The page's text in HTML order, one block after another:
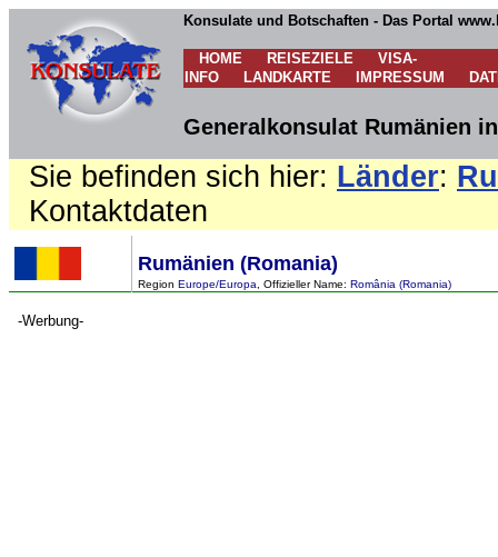
Konsulate und Botschaften - Das Portal
HOME REISEZIELE
VISA-
INFO
LANDKARTE IMPRESSUM
Generalkonsulat Rumänien
Sie befinden sich hier: Länder:
Kontaktdaten
Rumänien (Romania)
Region Europe/Europa , Offizieller Name: România (Romania)
-Werbung-